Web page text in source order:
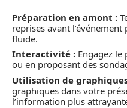
Préparation en amont :
reprises avant l’événement
fluide.
Interactivité : Engagez
ou en proposant des
Utilisation de
graphiques dans votre
l’information plus